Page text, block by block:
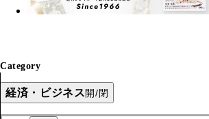
Category
経済・ビジネス開/閉